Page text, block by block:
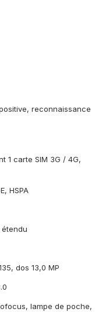
reconnaissance
1 carte SIM 3G / 4G,
HSPA
dos 13,0 MP
lampe de poche,